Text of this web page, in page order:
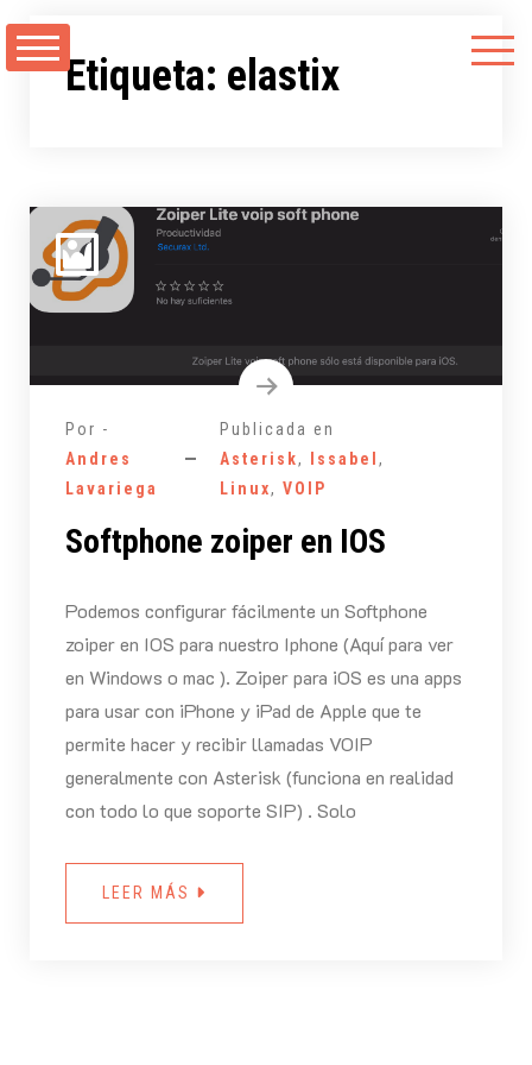
contenidoEtiqueta: elastix
Por -
Andres
Lavariega
Publicada en
Asterisk, Issabel,
Linux,VOIP
Softphone zoiper en IOS
Podemos configurar fácilmente un Softphone
zoiper en IOS para nuestro Iphone (Aquí para ver
en Windows o mac ). Zoiper para iOS es una apps
para usar con iPhone y iPad de Apple que te
permite hacer y recibir llamadas VOIP
generalmente con Asterisk (funciona en realidad
con todo lo que soporte SIP) . Solo
LEER MÁS